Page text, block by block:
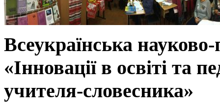
Всеукраїнська
«Інновації в освіті та
учителя-словесника»